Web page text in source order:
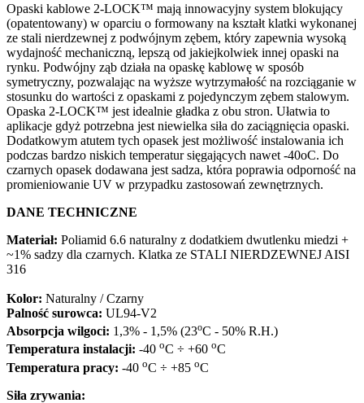
Opaski kablowe 2-LOCK™ mają innowacyjny system blokujący
(opatentowany) w oparciu o formowany na kształt klatki wykonanej
ze stali nierdzewnej z podwójnym zębem, który zapewnia wysoką
wydajność mechaniczną, lepszą od jakiejkolwiek innej opaski na
rynku. Podwójny ząb działa na opaskę kablowę w sposób
symetryczny, pozwalając na wyższe wytrzymałość na rozciąganie w
stosunku do wartości z opaskami z pojedynczym zębem stalowym.
Opaska 2-LOCK™ jest idealnie gładka z obu stron. Ułatwia to
aplikacje gdyż potrzebna jest niewielka siła do zaciągnięcia opaski.
Dodatkowym atutem tych opasek jest możliwość instalowania ich
podczas bardzo niskich temperatur sięgających nawet -40oC. Do
czarnych opasek dodawana jest sadza, która poprawia odporność na
promieniowanie UV w przypadku zastosowań zewnętrznych.
DANE TECHNICZNE
Materiał: Poliamid 6.6 naturalny z dodatkiem dwutlenku miedzi +
~1% sadzy dla czarnych. Klatka ze STALI NIERDZEWNEJ AISI
316
Kolor: Naturalny / Czarny
Palność surowca: UL94-V2
Absorpcja wilgoci: 1,3% - 1,5% (23oC - 50% R.H.)
Temperatura instalacji: -40 oC ÷ +60 oC
Temperatura pracy: -40 oC ÷ +85 oC
Siła zrywania: